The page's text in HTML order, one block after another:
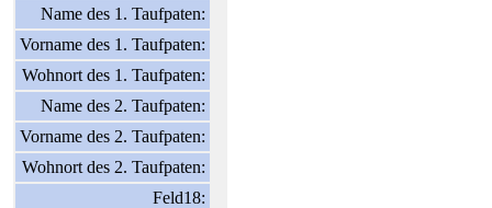
Name des 1. Taufpaten:
Vorname des 1. Taufpaten:
Wohnort des 1. Taufpaten:
Name des 2. Taufpaten:
Vorname des 2. Taufpaten:
Wohnort des 2. Taufpaten:
Feld18: